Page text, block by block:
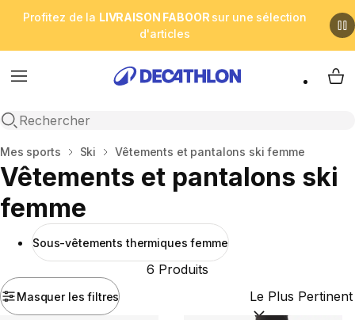
Profitez de la LIVRAISON FABOOR sur une sélection
d'articles
Menu
Open search
My
Accueil
Mes sports Ski Vêtements et pantalons ski femme
Vêtements et pantalons ski
femme
Sous-vêtements thermiques femme
Masquer les filtres
6 Produits
Trier par :